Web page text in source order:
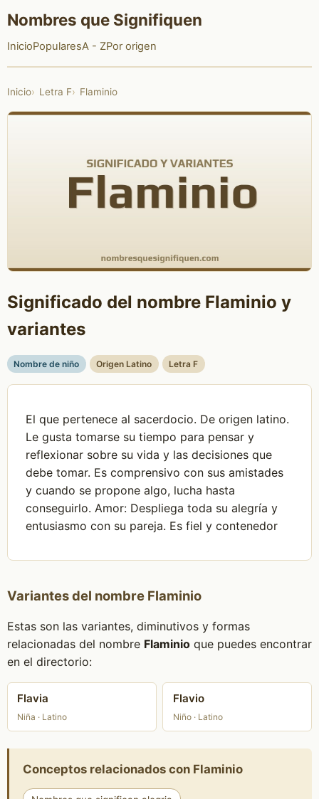
Nombres que Signifiquen
InicioPopularesA - ZPor origen
Inicio Letra F Flaminio
Significado del nombre Flaminio y
variantes
Nombre de niño Origen Latino Letra F
El que pertenece al sacerdocio. De origen latino.
Le gusta tomarse su tiempo para pensar y
reflexionar sobre su vida y las decisiones que
debe tomar. Es comprensivo con sus amistades
y cuando se propone algo, lucha hasta
conseguirlo. Amor: Despliega toda su alegría y
entusiasmo con su pareja. Es fiel y contenedor
Variantes del nombre Flaminio
Estas son las variantes, diminutivos y formas
relacionadas del nombre Flaminioque puedes encontrar
en el directorio:
Flavia
Niña · Latino
Flavio
Niño · Latino
Conceptos relacionados con Flaminio